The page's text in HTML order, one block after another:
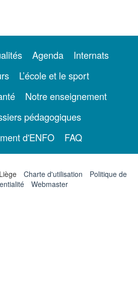
Agenda
Internats
L’école et le sport
Notre enseignement
pédagogiques
d'ENFO
FAQ
Charte d'utilisation
Politique de
Webmaster